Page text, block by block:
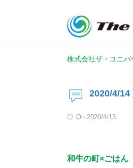
株式会社ザ・ユニ
2020/4/14
On 2020/4/13
和牛の町×ごはん